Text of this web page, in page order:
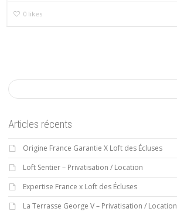
0 likes
Articles récents
Origine France Garantie X Loft des Écluses
Loft Sentier – Privatisation / Location
Expertise France x Loft des Écluses
La Terrasse George V – Privatisation / Location